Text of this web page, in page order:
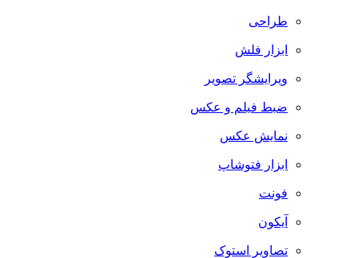
طراحی
ابزار فلش
ویرایشگر تصویر
ضبط فيلم و عكس
نمایش عکس
ابزار فتوشاپ
فونت
آیکون
تصاویر استوک